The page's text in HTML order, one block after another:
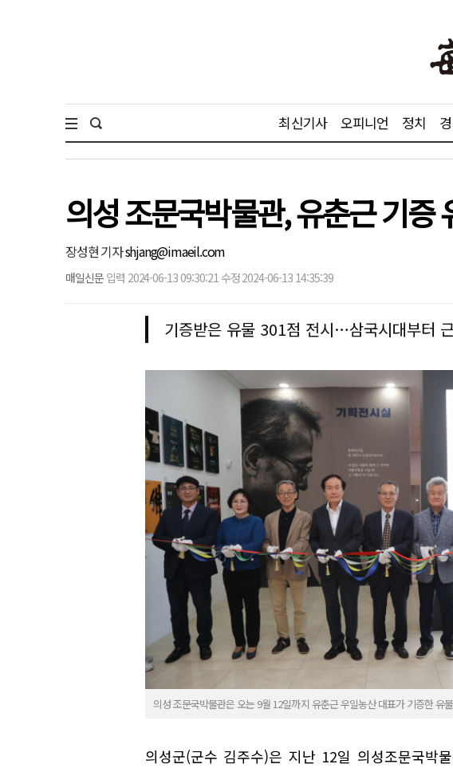
최신기사 오피니언 정치
의성 조문국박물관, 유춘근 기증
장성현 기자shjang@imaeil.com
매일신문 입력 2024-06-13 09:30:21 수정 2024-06-13 14:35:39
기증받은 유물 301점 전시…삼국시대부터
의성 조문국박물관은 오는 9월 12일까지 유춘근 우일농산 대표가 기증한 유
의성군(군수 김주수)은 지난 12일 의성조문국박